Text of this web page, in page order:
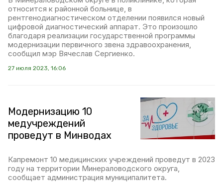
относится к районной больнице, в
рентгенодиагностическом отделении появился новый
цифровой диагностический аппарат. Это произошло
благодаря реализации государственной программы
модернизации первичного звена здравоохранения,
сообщил мэр Вячеслав Сергиенко.
27 июля 2023, 16:06
Модернизацию 10
медучреждений
проведут в Минводах
Капремонт 10 медицинских учреждений проведут в 2023
году на территории Минераловодского округа,
сообщает администрация муниципалитета.